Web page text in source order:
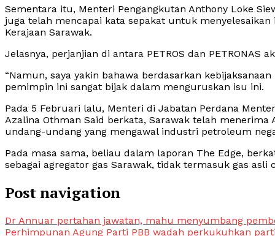
Sementara itu, Menteri Pengangkutan Anthony Loke
juga telah mencapai kata sepakat untuk
Kerajaan Sarawak.
Jelasnya, perjanjian di antara PETROS dan PETRONAS
“Namun, saya yakin bahawa berdasarkan
pemimpin ini sangat bijak dalam menguruskan isu ini.
Pada 5 Februari lalu, Menteri di Jabatan Perdana
Azalina Othman Said berkata, Sarawak telah menerima
undang-undang yang mengawal industri petroleum
Pada masa sama, beliau dalam laporan The Edge,
sebagai agregator gas Sarawak, tidak termasuk gas asli
Post navigation
Dr Annuar pertahan jawatan, mahu menyumbang
Perhimpunan Agung Parti PBB wadah perkukuhkan